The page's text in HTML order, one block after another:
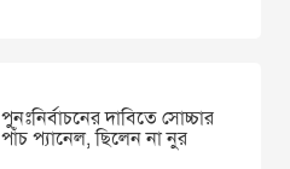
পুনঃনির্বাচনের দাবিতে সোচ্চার
পাঁচ প্যানেল, ছিলেন না নুর